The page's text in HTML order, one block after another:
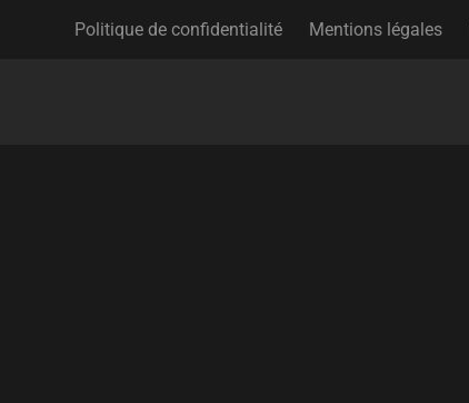
Politique de confidentialité Mentions légales